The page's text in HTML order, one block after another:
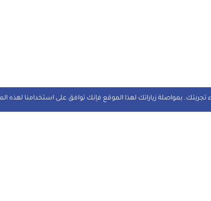
تجربتك. بمواصلة زياراتك لهذا الموقع فإنك توافق على استخدامنا لهذه